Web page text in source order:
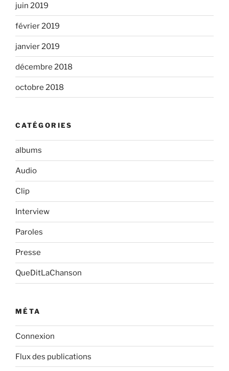
juin 2019
février 2019
janvier 2019
décembre 2018
octobre 2018
CATÉGORIES
albums
Audio
Clip
Interview
Paroles
Presse
QueDitLaChanson
MÉTA
Connexion
Flux des publications